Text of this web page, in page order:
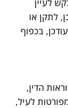
לעיין
לתקן או
בכפוף
הדין,
לעיל,